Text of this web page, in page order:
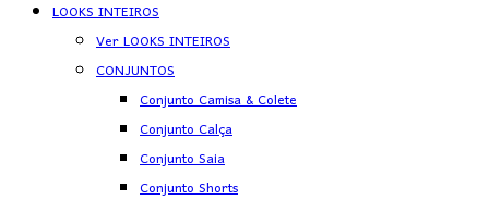
LOOKS INTEIROS
Ver LOOKS INTEIROS
CONJUNTOS
Conjunto Camisa & Colete
Conjunto Calça
Conjunto Saia
Conjunto Shorts